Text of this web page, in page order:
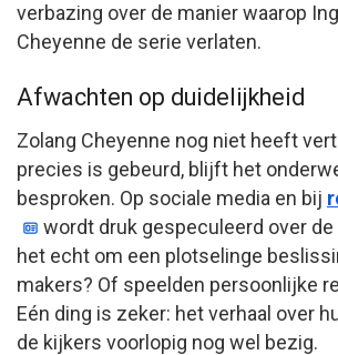
verbazing over de manier waarop
Cheyenne de serie verlaten.
Afwachten op duidelijkheid
Zolang Cheyenne nog niet heeft
precies is gebeurd, blijft het
besproken. Op sociale media en bij
wordt druk gespeculeerd over de
het echt om een plotselinge
makers? Of speelden persoonlijke
Eén ding is zeker: het verhaal over
de kijkers voorlopig nog wel bezig.